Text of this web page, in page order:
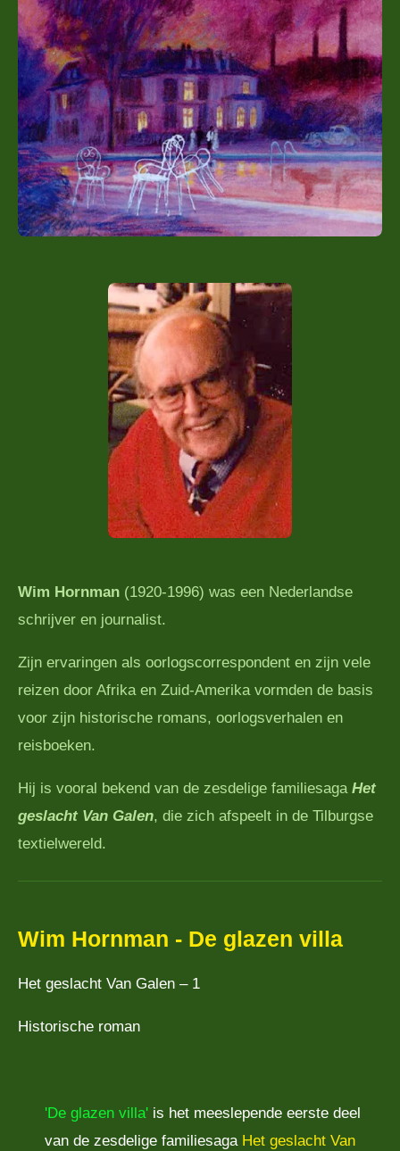
Wim Hornman (1920-1996) was een Nederlandse
schrijver en journalist.
Zijn ervaringen als oorlogscorrespondent en zijn vele
reizen door Afrika en Zuid-Amerika vormden de basis
voor zijn historische romans, oorlogsverhalen en
reisboeken.
Hij is vooral bekend van de zesdelige familiesaga Het
geslacht Van Galen, die zich afspeelt in de Tilburgse
textielwereld.
Wim Hornman - De glazen villa
Het geslacht Van Galen – 1
Historische roman
'De glazen villa' is het meeslepende eerste deel
van de zesdelige familiesaga Het geslacht Van